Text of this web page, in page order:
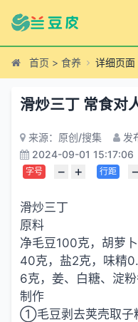
首页 > 食养 详细页面
滑炒三丁 常食对
来源：原创/搜集
发
2024-09-01 15:17:06
字号 − + 行距 −
滑炒三丁
原料
净毛豆100克，胡萝
40克，盐2克，味精
6克，姜、白糖、淀粉
制作
①毛豆剥去荚壳取子